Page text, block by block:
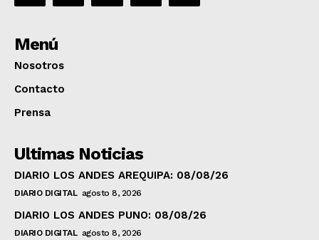
Menú
Nosotros
Contacto
Prensa
Ultimas Noticias
DIARIO LOS ANDES AREQUIPA: 08/08/26
DIARIO DIGITAL agosto 8, 2026
DIARIO LOS ANDES PUNO: 08/08/26
DIARIO DIGITAL agosto 8, 2026